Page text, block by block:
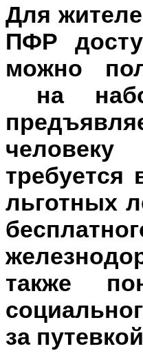
Для
ПФР
можно
на
требуется
льготных
также
за